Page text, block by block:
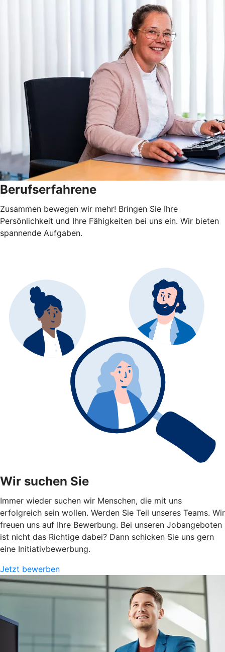
Berufserfahrene
Zusammen bewegen wir mehr! Bringen Sie Ihre
Persönlichkeit und Ihre Fähigkeiten bei uns ein. Wir bieten
spannende Aufgaben.
Wir suchen Sie
Immer wieder suchen wir Menschen, die mit uns
erfolgreich sein wollen. Werden Sie Teil unseres Teams. Wir
freuen uns auf Ihre Bewerbung. Bei unseren Jobangeboten
ist nicht das Richtige dabei? Dann schicken Sie uns gern
eine Initiativbewerbung.
Jetzt bewerben